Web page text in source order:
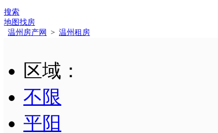
搜索
地图找房
温州房产网
> 温州租房
区域：
不限
平阳